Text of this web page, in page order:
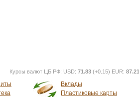
Курсы валют ЦБ РФ: USD: 71.83 (+0.15) EUR: 87.21
Вклады
Пластиковые карты